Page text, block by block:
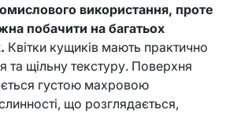
використання, проте
побачити на багатьох
Квітки кущиків мають практично
та щільну текстуру. Поверхня
густою махровою
що розглядається,